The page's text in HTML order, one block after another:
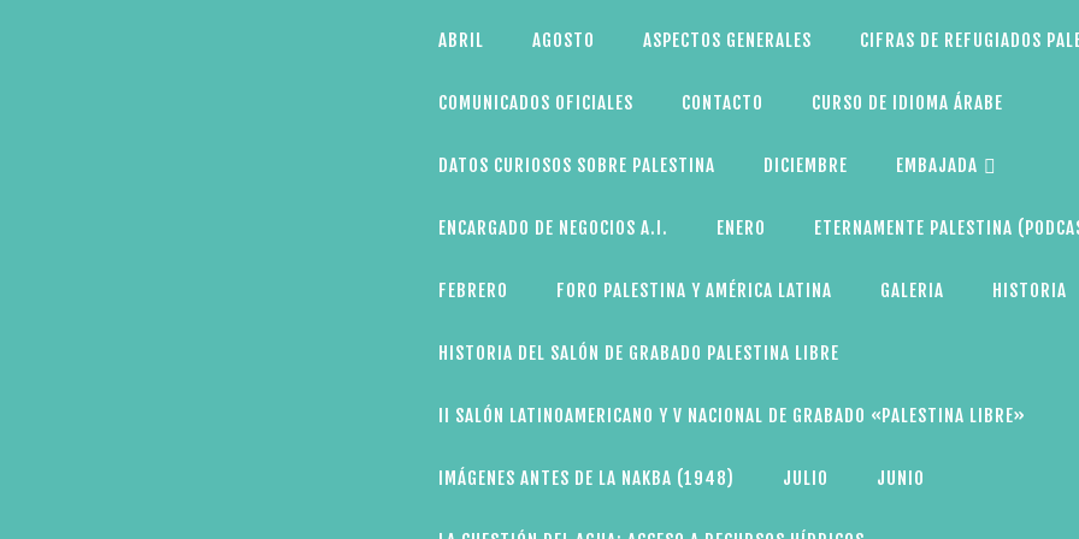
ABRIL AGOSTO ASPECTOS GENERALES CIFRAS DE REFUGIADOS
COMUNICADOS OFICIALES CONTACTO CURSO DE IDIOMA ÁRABE
DATOS CURIOSOS SOBRE PALESTINA DICIEMBRE EMBAJADA
ENCARGADO DE NEGOCIOS A.I. ENERO ETERNAMENTE PALESTINA
FEBRERO FORO PALESTINA Y AMÉRICA LATINA GALERIA HISTORIA
HISTORIA DEL SALÓN DE GRABADO PALESTINA LIBRE
II SALÓN LATINOAMERICANO Y V NACIONAL DE GRABADO «PALESTINA LIBRE»
IMÁGENES ANTES DE LA NAKBA (1948) JULIO JUNIO